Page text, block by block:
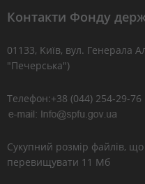
Контакти Фонду
01133, Kиїв, вул. Генерала
"Печерська")
Телефон:+38 (044) 254-29-76
Сукупний розмір файлів,
перевищувати 11 Мб